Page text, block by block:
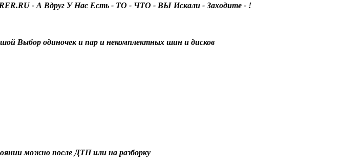
- А Вдруг У Нас Есть - ТО - ЧТО - ВЫ Искали - Заходите - !
Выбор одиночек и пар и некомплектных шин и дисков
можно после ДТП или на разборку